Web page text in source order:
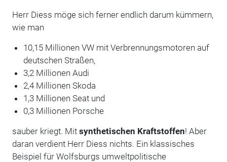
Herr Diess möge sich ferner endlich darum kümmern,
wie man
10,15 Millionen VW mit Verbrennungsmotoren auf
deutschen Straßen,
3,2 Millionen Audi
2,4 Millionen Skoda
1,3 Millionen Seat und
0,3 Millionen Porsche
sauber kriegt. Mit synthetischen Kraftstoffen! Aber
daran verdient Herr Diess nichts. Ein klassisches
Beispiel für Wolfsburgs umweltpolitische